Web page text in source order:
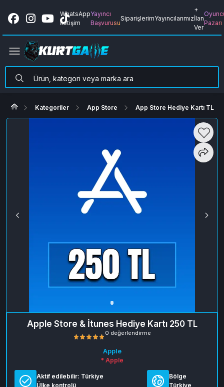
WhatsApp
İletişim
Yayıncı
Başvurusu
SiparişlerimYayıncılarımız
+
İlan
Ver
Pazarı
Kategoriler App Store App Store Hediye Kartı TL
Apple Store & İtunes Hediye Kartı 250 TL
Apple
* Apple
Aktif edilebilir: Türkiye
Ülke kontrolü
Bölge
Türkiye